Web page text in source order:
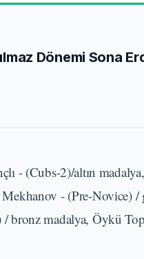
Dönemi Sona
- (Cubs-2)/altın
- (Pre-Novice)
bronz madalya, Öykü